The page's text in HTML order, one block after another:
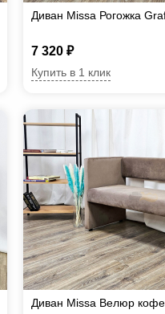
Диван Missa Рогожка
7 320 ₽
Купить в 1 клик
Диван Missa Велюр